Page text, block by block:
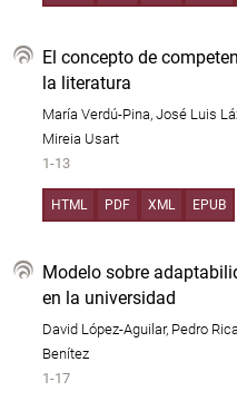
El concepto de
la literatura
María Verdú-Pina, José Luis
Mireia Usart
1-13
HTML PDF XML EPUB
Modelo sobre
en la universidad
David López-Aguilar, Pedro
Benítez
1-17